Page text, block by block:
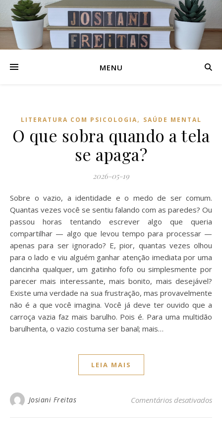
MENU
LITERATURA COM PSICOLOGIA, SAÚDE MENTAL
O que sobra quando a tela
se apaga?
2026-05-19
Sobre o vazio, a identidade e o medo de ser comum.
Quantas vezes você se sentiu falando com as paredes? Ou
passou horas tentando escrever algo que queria
compartilhar — algo que levou tempo para processar —
apenas para ser ignorado? E, pior, quantas vezes olhou
para o lado e viu alguém ganhar atenção imediata por uma
dancinha qualquer, um gatinho fofo ou simplesmente por
parecer mais interessante, mais bonito, mais desejável?
Existe uma verdade na sua frustração, mas provavelmente
não é a que você imagina. Você já deve ter ouvido que a
carroça vazia faz mais barulho. Pois é. Para uma multidão
barulhenta, o vazio costuma ser banal; mais…
LEIA MAIS
Josiani Freitas Comentários desativados